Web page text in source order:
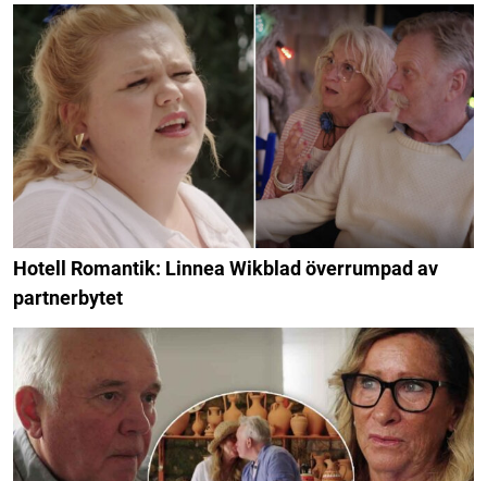
Hotell Romantik: Linnea Wikblad överrumpad av
partnerbytet